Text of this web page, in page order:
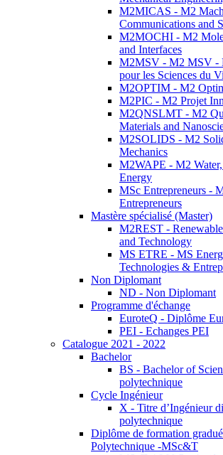
M2MICAS - M2
Communications and
M2MOCHI - M2
and Interfaces
M2MSV - M2 MSV -
pour les Sciences du
M2OPTIM - M2
M2PIC - M2 Projet
M2QNSLMT - M2
Materials and
M2SOLIDS - M2
Mechanics
M2WAPE - M2
Energy
MSc Entrepreneurs -
Entrepreneurs
Mastère spécialisé (Master)
M2REST -
and Technology
MS ETRE - MS
Technologies &
Non Diplomant
ND - Non Diplomant
Programme d'échange
EuroteQ - Diplôme
PEI - Echanges PEI
Catalogue 2021 - 2022
Bachelor
BS - Bachelor of
polytechnique
Cycle Ingénieur
X - Titre d’Ingénieur
polytechnique
Diplôme de formation
Polytechnique -MSc&T